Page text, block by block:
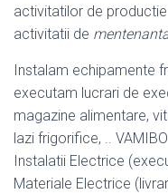
activitatilor de
activitatii de
Instalam echipamente
executam lucrari de
magazine alimentare,
lazi frigorifice, ..
Instalatii Electrice
Materiale Electrice (